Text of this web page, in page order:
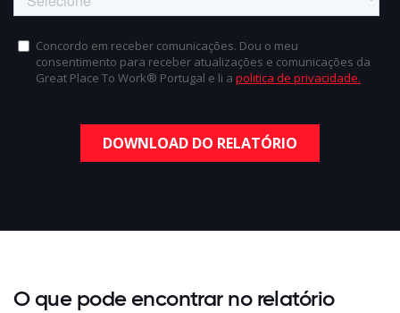
O que pode encontrar no relatório